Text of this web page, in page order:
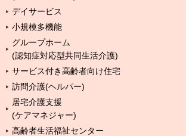
デイサービス
小規模多機能
グループホーム
(認知症対応型共同生活介護)
サービス付き高齢者向け住宅
訪問介護(ヘルパー)
居宅介護支援
(ケアマネジャー)
高齢者生活福祉センター